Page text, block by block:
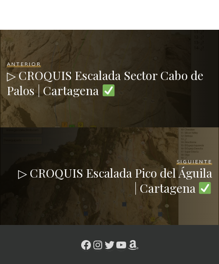
ANTERIOR
▷ CROQUIS Escalada Sector Cabo de
Palos | Cartagena
SIGUIENTE
▷ CROQUIS Escalada Pico del Águila
| Cartagena